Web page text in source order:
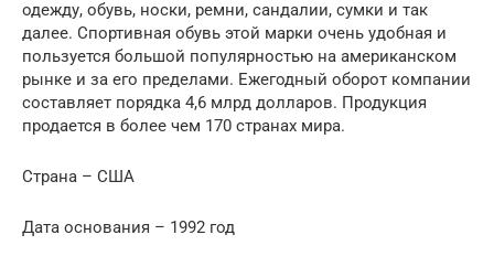
одежду, обувь, носки, ремни, сандалии, сумки и так
далее. Спортивная обувь этой марки очень удобная и
пользуется большой популярностью на американском
рынке и за его пределами. Ежегодный оборот компании
составляет порядка 4,6 млрд долларов. Продукция
продается в более чем 170 странах мира.
Страна – США
Дата основания – 1992 год